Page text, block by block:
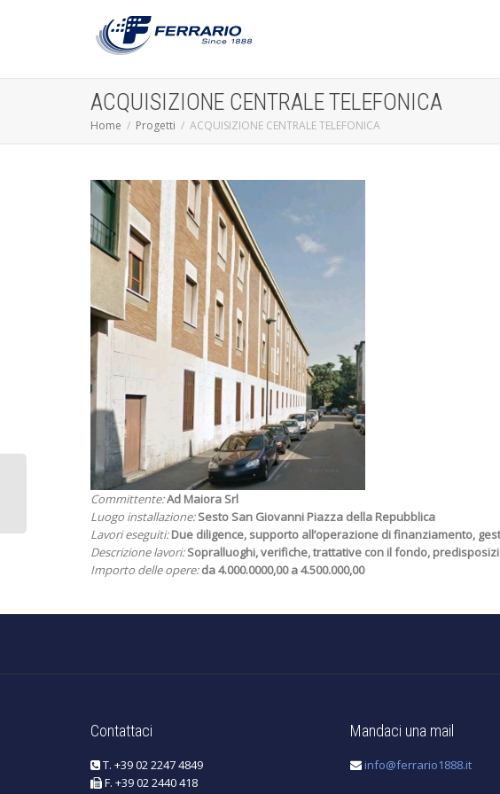
ACQUISIZIONE CENTRALE TELEFONICA
Home Progetti ACQUISIZIONE CENTRALE TELEFONICA
Committente:Ad Maiora Srl
Luogo installazione: Sesto San Giovanni Piazza della Repubblica
Lavori eseguiti: Due diligence, supporto all’operazione di finanziamento,
Descrizione lavori: Sopralluoghi, verifiche, trattative con il fondo,
Importo delle opere: da 4.000.0000,00 a 4.500.000,00
Contattaci
T. +39 02 2247 4849
F. +39 02 2440 418
Mandaci una mail
info@ferrario1888.it